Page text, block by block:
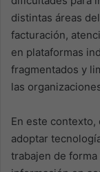
distintas áreas
facturación,
en plataformas
fragmentados y
las
En este contexto,
adoptar
trabajen de